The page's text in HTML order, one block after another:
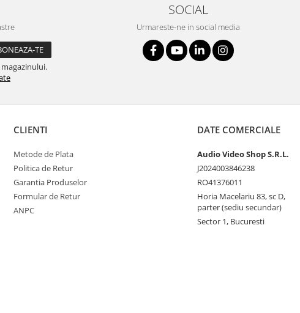
SOCIAL
Urmareste-ne in social media
CLIENTI
Metode de Plata
Politica de Retur
Garantia Produselor
Formular de Retur
ANPC
DATE COMERCIALE
Audio Video Shop S.R.L.
J2024003846238
RO41376011
Horia Macelariu 83, sc D,
parter (sediu secundar)
Sector 1, Bucuresti